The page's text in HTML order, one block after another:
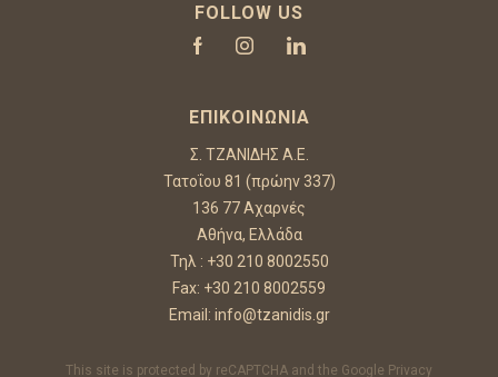
FOLLOW US
ΕΠΙΚΟΙΝΩΝΊΑ
Σ. ΤΖΑΝΙΔΗΣ Α.Ε.
Τατοΐου 81 (πρώην 337)
136 77 Αχαρνές
Αθήνα, Ελλάδα
Τηλ : +30 210 8002550
Fax: +30 210 8002559
Email: info@tzanidis.gr
This site is protected by reCAPTCHA and the Google Privacy